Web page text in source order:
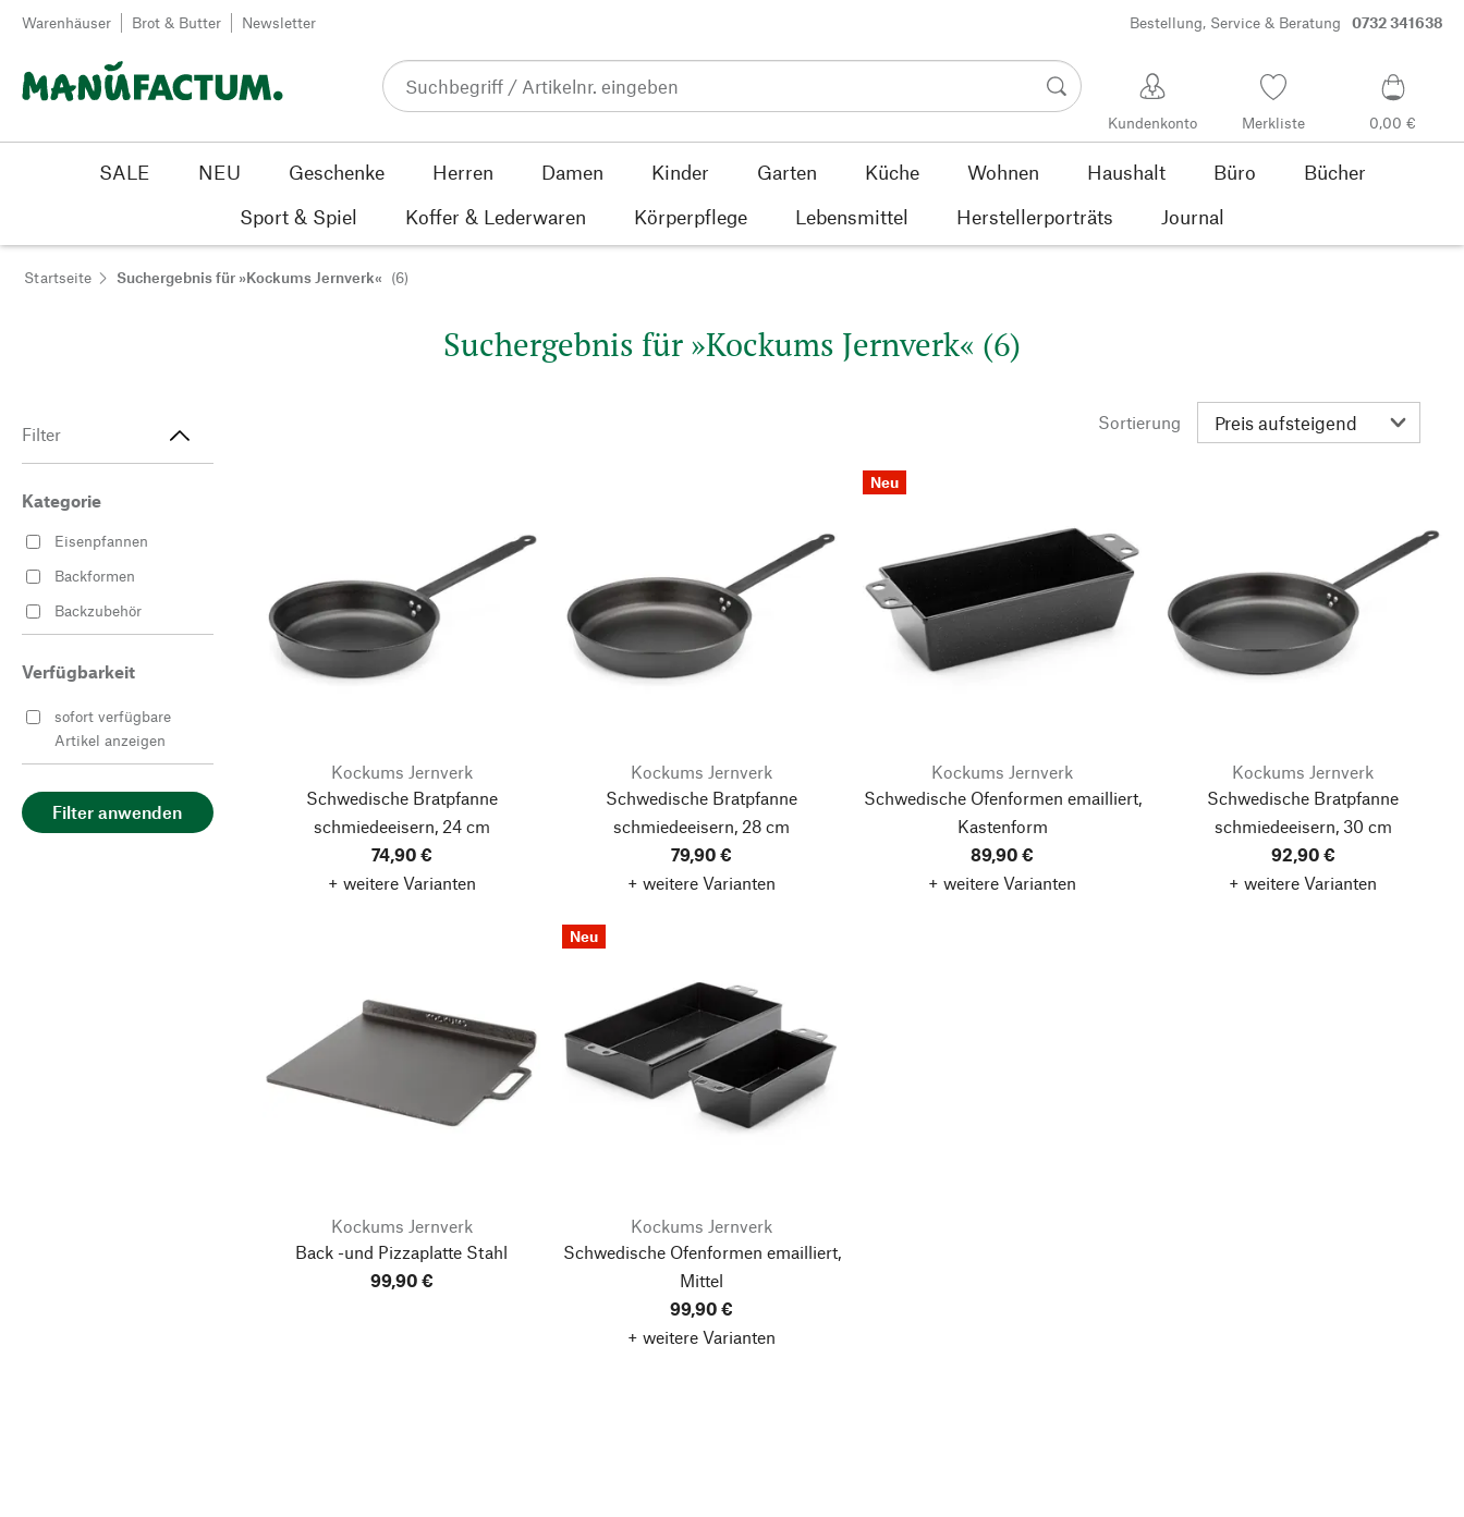
Zum Inhalt springen
Warenhäuser Brot & Butter Newsletter Bestellung, Service & Beratung 0732 341638
Kundenkonto Merkliste 0,00 €
SALE NEU Geschenke Herren Damen Kinder Garten Küche Wohnen Haushalt Büro
Bücher
Sport & Spiel
Koffer & Lederwaren Körperpflege Lebensmittel Herstellerporträts Journal
Startseite Suchergebnis für »Kockums Jernverk« (6)
Suchergebnis für »Kockums Jernverk« (6)
Filter
Kategorie
Eisenpfannen
Backformen
Backzubehör
Verfügbarkeit
sofort verfügbare
Artikel anzeigen
Filter anwenden
Sortierung
Kockums Jernverk
Schwedische Bratpfanne
schmiedeeisern, 24 cm
74,90 €
+ weitere Varianten
Kockums Jernverk
Schwedische Bratpfanne
schmiedeeisern, 28 cm
79,90 €
+ weitere Varianten
Neu
Kockums Jernverk
Schwedische Ofenformen emailliert,
Kastenform
89,90 €
+ weitere Varianten
Kockums Jernverk
Schwedische Bratpfanne
schmiedeeisern, 30 cm
92,90 €
+ weitere Varianten
Kockums Jernverk
Back -und Pizzaplatte Stahl
99,90 €
Neu
Kockums Jernverk
Schwedische Ofenformen emailliert,
Mittel
99,90 €
+ weitere Varianten